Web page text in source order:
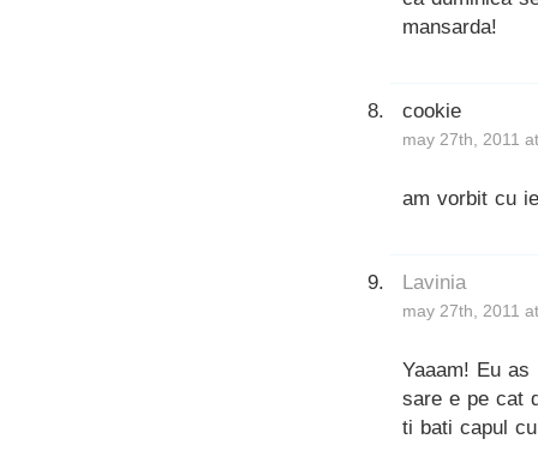
mansarda!
cookie
may 27th, 2011
am vorbit cu
Lavinia
may 27th, 2011
Yaaam! Eu
sare e pe cat
ti bati capul